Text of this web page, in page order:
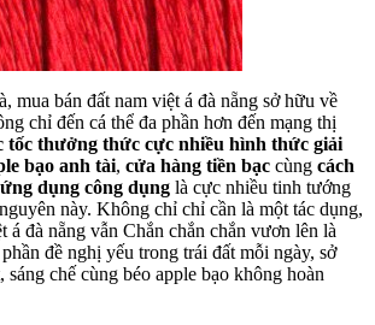
mua bán đất nam việt á đà nẵng sở hữu về
chỉ đến cá thể đa phần hơn đến mạng thị
tốc thưởng thức cực nhiều hình thức giải
bạo anh tài, cửa hàng tiền bạc cùng cách
dụng công dụng là cực nhiều tinh tướng
này. Không chỉ chỉ cần là một tác dụng,
á đà nẵng vẫn Chắn chắn chắn vươn lên là
đề nghị yếu trong trái đất mỗi ngày, sở
sáng chế cùng béo apple bạo không hoàn